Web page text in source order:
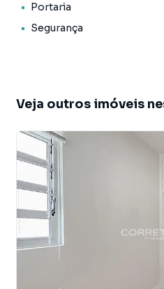
• Elevador social
• Lounge
Apartamento para Venda em
Moema, em São Paulo. Não
deseja mais informações
Paulo? Entre em contato com
(11) 97411-2620.
A Correteria Imóveis tem
e barracões para venda ou
Portaria
Segurança
Veja outros imóveis